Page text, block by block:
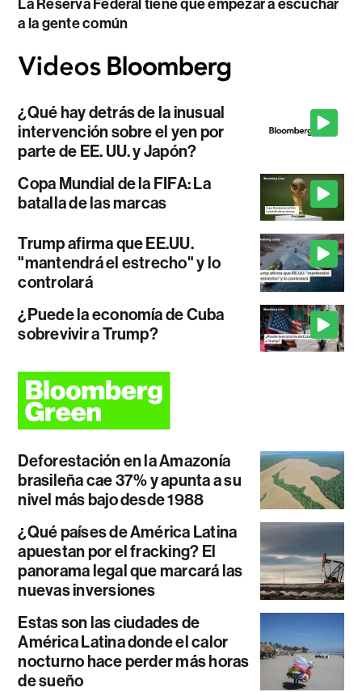
La Reserva Federal tiene que empezar a escuchar
a la gente común
¿Qué hay detrás de la inusual
intervención sobre el yen por
parte de EE. UU. y Japón?
Copa Mundial de la FIFA: La
batalla de las marcas
Trump afirma que EE.UU.
"mantendrá el estrecho" y lo
controlará
¿Puede la economía de Cuba
sobrevivir a Trump?
Deforestación en la Amazonía
brasileña cae 37% y apunta a su
nivel más bajo desde 1988
¿Qué países de América Latina
apuestan por el fracking? El
panorama legal que marcará las
nuevas inversiones
Estas son las ciudades de
América Latina donde el calor
nocturno hace perder más horas
de sueño